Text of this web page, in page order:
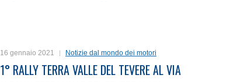
16 gennaio 2021 Notizie dal mondo dei motori
1° RALLY TERRA VALLE DEL TEVERE AL VIA